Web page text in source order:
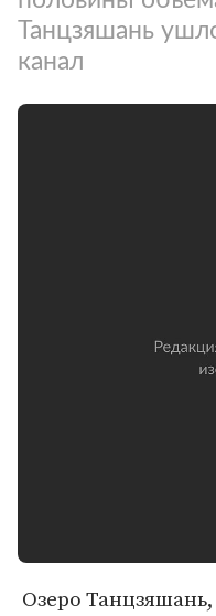
Танцзяшань
канал
Озеро